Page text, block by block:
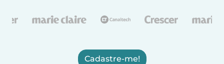
Cadastre-me!